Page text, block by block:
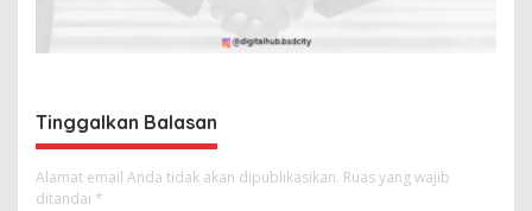
o
Tinggalkan Balasan
Alamat email Anda tidak akan dipublikasikan. Ruas yang wajib
ditandai *